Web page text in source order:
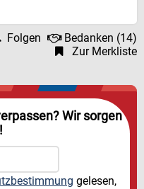
Folgen Bedanken (14)
Zur Merkliste
Wir sorgen
gelesen,